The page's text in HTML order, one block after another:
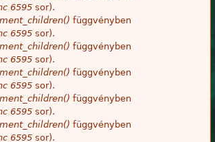
6595 sor).
függvényben
6595 sor).
függvényben
6595 sor).
függvényben
6595 sor).
függvényben
6595 sor).
függvényben
6595 sor).